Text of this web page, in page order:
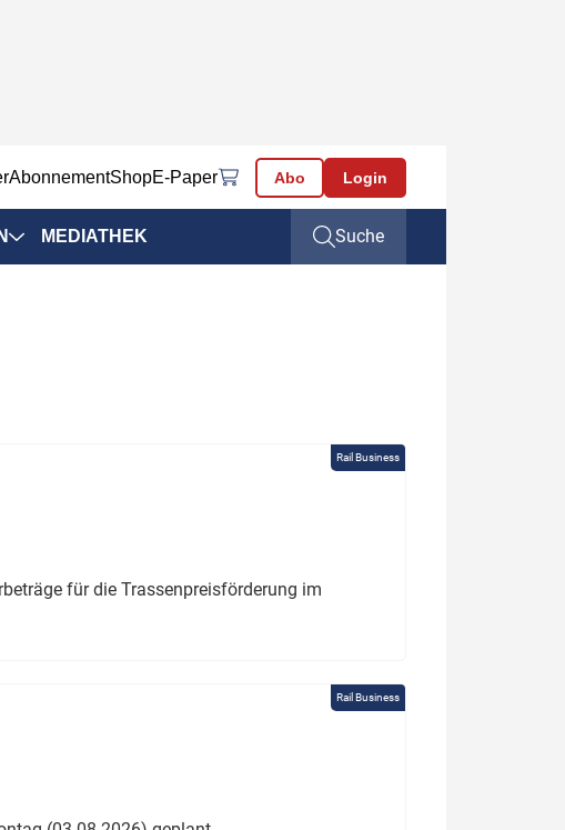
AbonnementShopE-Paper Abo Login
MEDIATHEK Suche
Rail Business
für die Trassenpreisförderung im
Rail Business